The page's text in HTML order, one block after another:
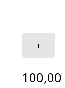
Bijoux
de
seins
100,00